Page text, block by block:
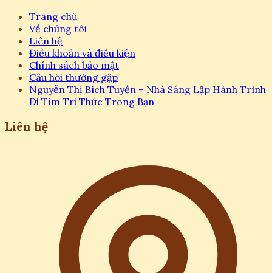
Trang chủ
Về chúng tôi
Liên hệ
Điều khoản và điều kiện
Chính sách bảo mật
Câu hỏi thường gặp
Nguyễn Thị Bích Tuyền – Nhà Sáng Lập Hành Trình
Đi Tìm Tri Thức Trong Bạn
Liên hệ